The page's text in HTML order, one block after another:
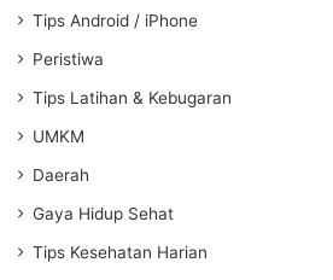
Tips Android / iPhone
Peristiwa
Tips Latihan & Kebugaran
UMKM
Daerah
Gaya Hidup Sehat
Tips Kesehatan Harian